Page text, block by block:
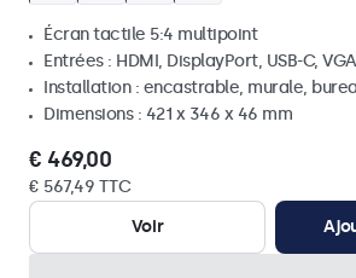
Écran tactile 5:4 multipoint
Entrées : HDMI, DisplayPort, USB-C, VGA
Installation : encastrable, murale,
Dimensions : 421 x 346 x 46 mm
€ 469,00
€ 567,49 TTC
Voir